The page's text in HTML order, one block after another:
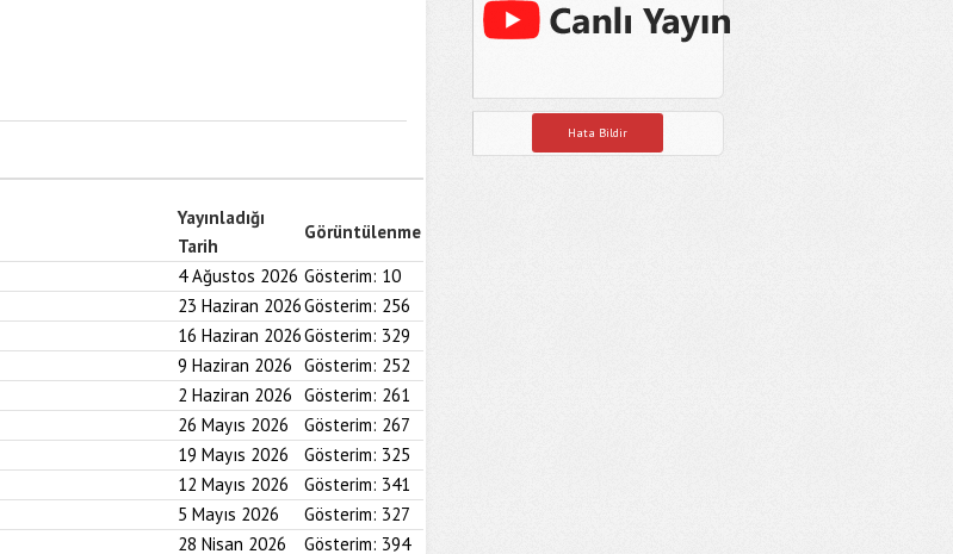
Yayınladığı
Tarih
Görüntülenme
4 Ağustos 2026 Gösterim: 10
23 Haziran 2026Gösterim: 256
16 Haziran 2026Gösterim: 329
9 Haziran 2026 Gösterim: 252
2 Haziran 2026 Gösterim: 261
26 Mayıs 2026 Gösterim: 267
19 Mayıs 2026 Gösterim: 325
12 Mayıs 2026 Gösterim: 341
5 Mayıs 2026 Gösterim: 327
28 Nisan 2026 Gösterim: 394
Hata Bildir